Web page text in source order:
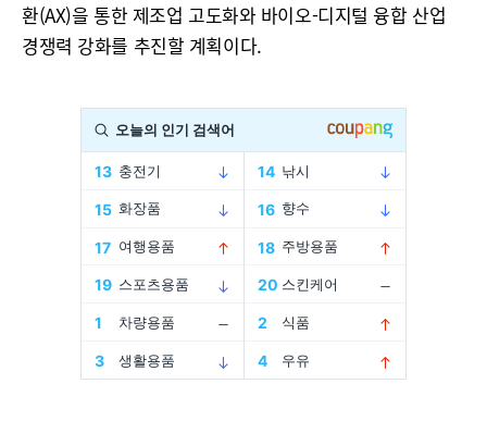
환(AX)을 통한 제조업 고도화와 바이오-디지털 융합 산업
경쟁력 강화를 추진할 계획이다.